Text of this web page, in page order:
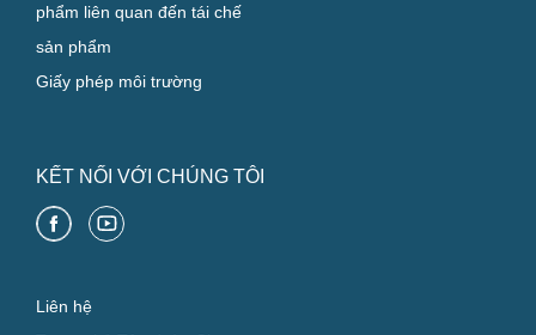
phẩm liên quan đến tái chế
sản phẩm
Giấy phép môi trường
KẾT NỐI VỚI CHÚNG TÔI
Liên hệ